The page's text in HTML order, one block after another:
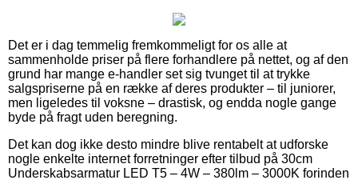
Det er i dag temmelig fremkommeligt for os alle at
sammenholde priser på flere forhandlere på nettet, og af den
grund har mange e-handler set sig tvunget til at trykke
salgspriserne på en række af deres produkter – til juniorer,
men ligeledes til voksne – drastisk, og endda nogle gange
byde på fragt uden beregning.
Det kan dog ikke desto mindre blive rentabelt at udforske
nogle enkelte internet forretninger efter tilbud på 30cm
Underskabsarmatur LED T5 – 4W – 380lm – 3000K forinden